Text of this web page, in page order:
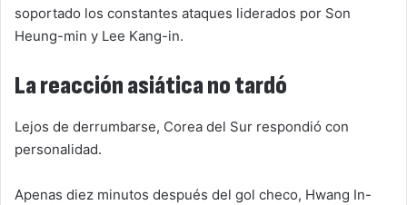
soportado los constantes ataques liderados por Son
Heung-min y Lee Kang-in.
La reacción asiática no tardó
Lejos de derrumbarse, Corea del Sur respondió con
personalidad.
Apenas diez minutos después del gol checo, Hwang In-